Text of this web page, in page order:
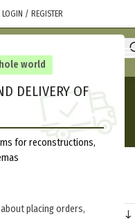
world
DELIVERY OF
for reconstructions,
placing orders,
LOGIN / REGISTER
CHEVRONS GERMANY